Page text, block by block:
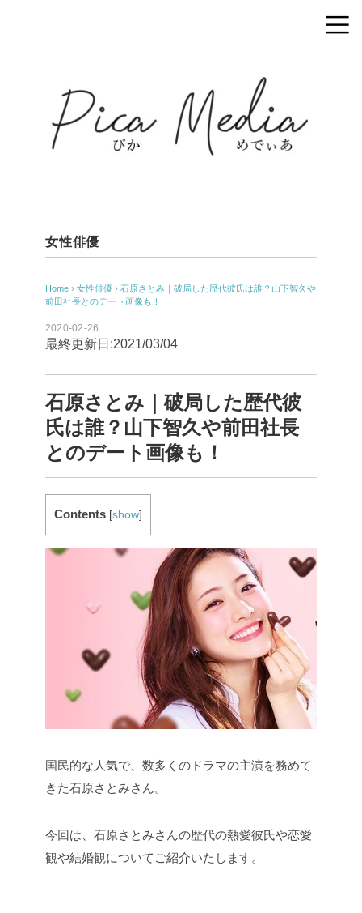
女性俳優
Home › 女性俳優 › 石原さとみ｜破局した歴代彼氏は誰？山下智久や
前田社長とのデート画像も！
2020-02-26
最終更新日:2021/03/04
石原さとみ｜破局した歴代彼
氏は誰？山下智久や前田社長
とのデート画像も！
Contents [show]
国民的な人気で、数多くのドラマの主演を務めて
きた石原さとみさん。
今回は、石原さとみさんの歴代の熱愛彼氏や恋愛
観や結婚観についてご紹介いたします。